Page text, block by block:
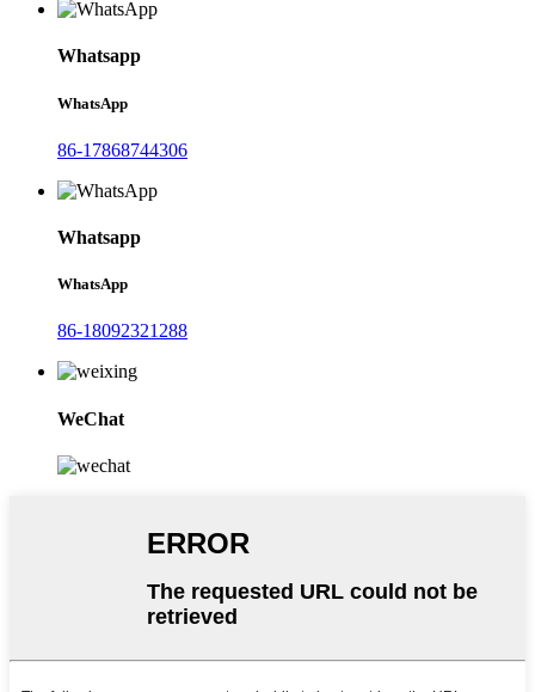
Whatsapp
WhatsApp
86-17868744306
Whatsapp
WhatsApp
86-18092321288
WeChat